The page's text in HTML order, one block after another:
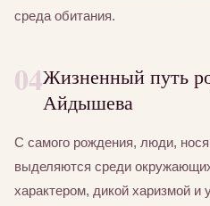
среда обитания.
04Жизненный путь
Айдышева
С самого рождения, люди,
выделяются среди
характером, дикой харизмой и